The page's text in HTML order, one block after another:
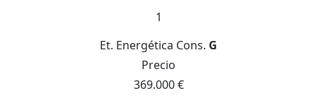
1
Et. Energética Cons. G
Precio
369.000 €